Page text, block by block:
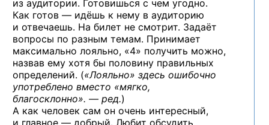
из аудитории. Готовишься с чем угодно.
Как готов — идёшь к нему в аудиторию
и отвечаешь. На билет не смотрит. Задаёт
вопросы по разным темам. Принимает
максимально лояльно, «4» получить можно,
назвав ему хотя бы половину правильных
определений. («Лояльно» здесь ошибочно
употреблено вместо «мягко,
благосклонно». — ред.)
А как человек сам он очень интересный,
и главное — добрый. Любит обсудить